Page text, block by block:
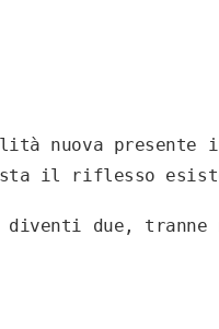
nuova presente
il riflesso
due, tranne